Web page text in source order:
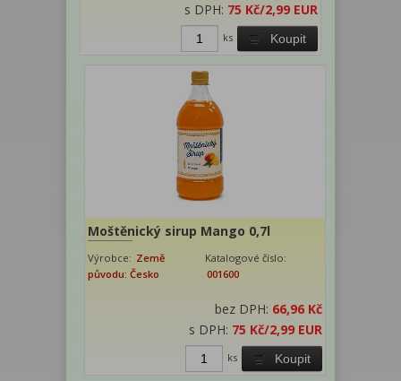
s DPH: 75 Kč/2,99 EUR
Koupit
ks
Moštěnický sirup Mango 0,7l
Výrobce: Země
původu: Česko
Katalogové číslo:
001600
bez DPH: 66,96 Kč
s DPH: 75 Kč/2,99 EUR
Koupit
ks